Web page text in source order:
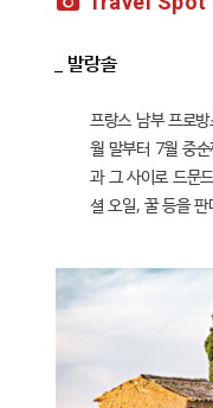
_ 발랑솔
프랑스 남부 프로
월 말부터 7월 중
과 그 사이로 드문
셜 오일, 꿀 등을 판